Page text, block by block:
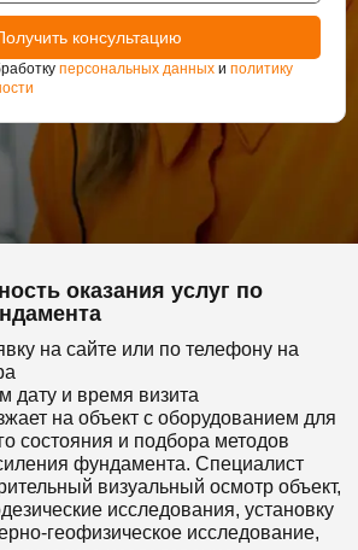
персональных данных и политику
оказания услуг по
на сайте или по телефону на
дату и время визита
на объект с оборудованием для
состояния и подбора методов
фундамента. Специалист
визуальный осмотр объект,
исследования, установку
геофизическое исследование,